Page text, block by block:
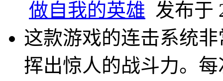
做自我的英雄 发布于
这款游戏的连击系统
挥出惊人的战斗力。